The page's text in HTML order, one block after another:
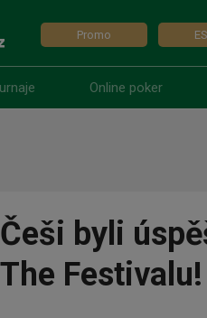
Promo
Online poker
byli
Festivalu!